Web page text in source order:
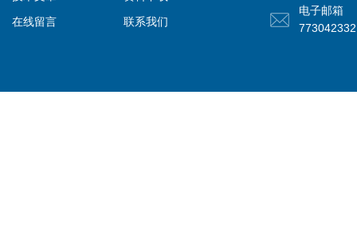
在线留言
联系我们
电子邮箱